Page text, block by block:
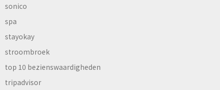
sonico
spa
stayokay
stroombroek
top 10 bezienswaardigheden
tripadvisor